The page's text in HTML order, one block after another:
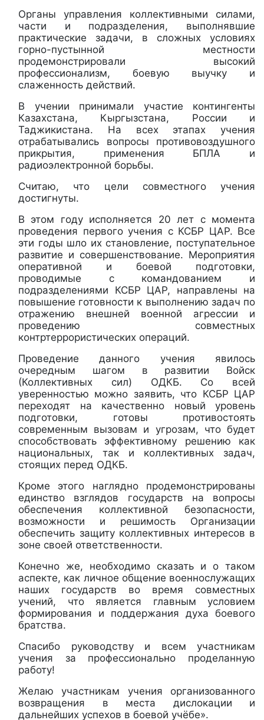
Органы управления коллективными силами,
части и подразделения, выполнявшие
практические задачи, в сложных условиях
горно-пустынной местности
продемонстрировали высокий
профессионализм, боевую выучку и
слаженность действий.
В учении принимали участие контингенты
Казахстана, Кыргызстана, России и
Таджикистана. На всех этапах учения
отрабатывались вопросы противовоздушного
прикрытия, применения БПЛА и
радиоэлектронной борьбы.
Считаю, что цели совместного учения
достигнуты.
В этом году исполняется 20 лет с момента
проведения первого учения с КСБР ЦАР. Все
эти годы шло их становление, поступательное
развитие и совершенствование. Мероприятия
оперативной и боевой подготовки,
проводимые с командованием и
подразделениями КСБР ЦАР, направлены на
повышение готовности к выполнению задач по
отражению внешней военной агрессии и
проведению совместных
контртеррористических операций.
Проведение данного учения явилось
очередным шагом в развитии Войск
(Коллективных сил) ОДКБ. Со всей
уверенностью можно заявить, что КСБР ЦАР
переходят на качественно новый уровень
подготовки, готовы противостоять
современным вызовам и угрозам, что будет
способствовать эффективному решению как
национальных, так и коллективных задач,
стоящих перед ОДКБ.
Кроме этого наглядно продемонстрированы
единство взглядов государств на вопросы
обеспечения коллективной безопасности,
возможности и решимость Организации
обеспечить защиту коллективных интересов в
зоне своей ответственности.
Конечно же, необходимо сказать и о таком
аспекте, как личное общение военнослужащих
наших государств во время совместных
учений, что является главным условием
формирования и поддержания духа боевого
братства.
Спасибо руководству и всем участникам
учения за профессионально проделанную
работу!
Желаю участникам учения организованного
возвращения в места дислокации и
дальнейших успехов в боевой учёбе».